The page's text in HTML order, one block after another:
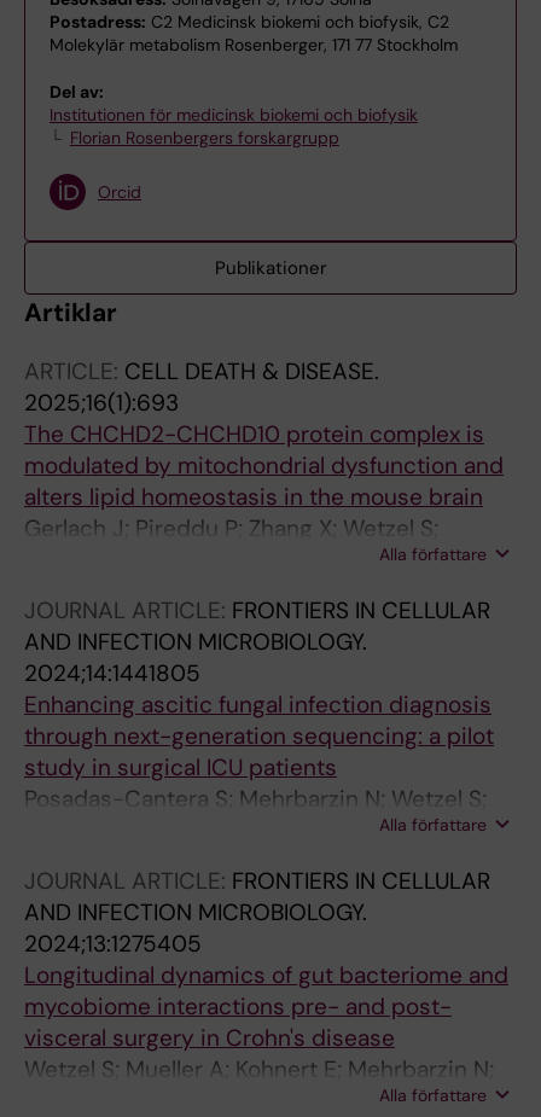
Postadress: C2 Medicinsk biokemi och biofysik, C2
Molekylär metabolism Rosenberger, 171 77 Stockholm
Del av:
Institutionen för medicinsk biokemi och biofysik
Florian Rosenbergers forskargrupp
Orcid
Publikationer
Artiklar
ARTICLE: CELL DEATH & DISEASE.
2025;16(1):693
The CHCHD2-CHCHD10 protein complex is
modulated by mitochondrial dysfunction and
alters lipid homeostasis in the mouse brain
Gerlach J; Pireddu P; Zhang X; Wetzel S;
Mennuni M; Milenkovic D; Nolte H; da Silva
Rubalcava-Gracia D; Alsina D; Feederle R;
Andren PE; Langer T; Svenningsson P;
Filograna R
Alla författare
JOURNAL ARTICLE: FRONTIERS IN CELLULAR
AND INFECTION MICROBIOLOGY.
2024;14:1441805
Enhancing ascitic fungal infection diagnosis
through next-generation sequencing: a pilot
study in surgical ICU patients
Posadas-Cantera S; Mehrbarzin N; Wetzel S;
Goelz H; Kousoulas L; Utzolino S; Haecker G;
Alla författare
JOURNAL ARTICLE: FRONTIERS IN CELLULAR
AND INFECTION MICROBIOLOGY.
2024;13:1275405
Longitudinal dynamics of gut bacteriome and
mycobiome interactions pre- and post-
visceral surgery in Crohn's disease
Wetzel S; Mueller A; Kohnert E; Mehrbarzin N;
Huber R; Haecker G; Kreutz C; Lederer A-K;
Alla författare